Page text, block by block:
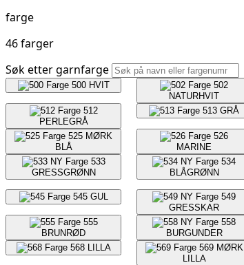
farge
46 farger
Søk etter garnfarge
500 HVIT
502
NATURHVIT
512
PERLEGRÅ
513 GRÅ
525 MØRK
BLÅ
526
MARINE
533
GRESSGRØNN
534
BLÅGRØNN
545 GUL
549
GRESSKAR
555
BRUNRØD
558
BURGUNDER
568 LILLA 569 MØRK
LILLA